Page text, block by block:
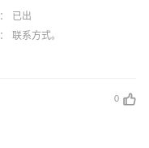
：
已出
： 联系方式。
0